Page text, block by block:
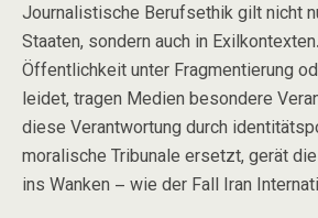
Journalistische Berufsethik gilt nicht
Staaten, sondern auch in
Öffentlichkeit unter Fragmentierung
leidet, tragen Medien besondere
diese Verantwortung durch
moralische Tribunale ersetzt, gerät
ins Wanken – wie der Fall Iran